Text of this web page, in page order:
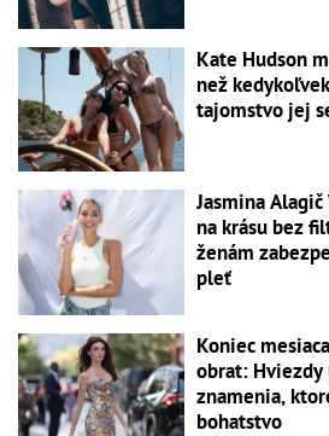
Kate Hudson
než
tajomstvo jej
Jasmina
na krásu bez
ženám
pleť
Koniec
obrat: Hviezdy
znamenia,
bohatstvo